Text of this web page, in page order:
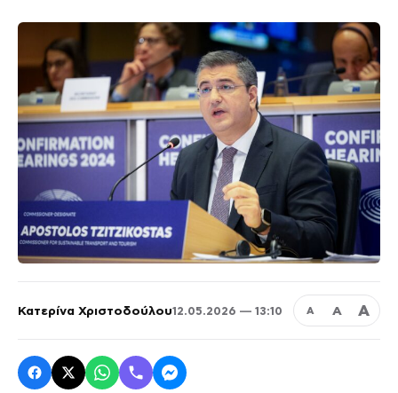
Κατερίνα Χριστοδούλου12.05.2026 — 13:10 Α Α Α